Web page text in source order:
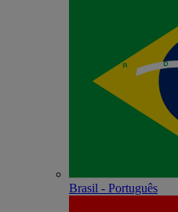
Brasil - Português